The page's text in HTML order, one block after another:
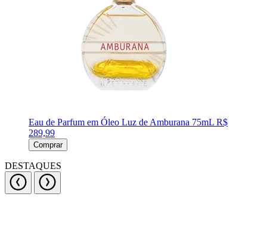
Eau de Parfum em Óleo Luz de Amburana 75mL R$
289,99
Comprar
DESTAQUES